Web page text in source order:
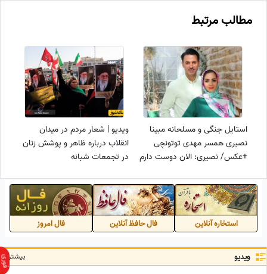
مطالب مرتبط
استایل جنگی و مسلحانه مبینا
نصیری همسر مهدی توتونچی
+عکس/ نصیری: الان دوست دارم
ویدیو | شعار مردم در میدان
انقلاب درباره ظاهر و پوشش زنان
در تجمعات شبانه
استخاره آنلاین فال حافظ آنلاین فال امروز
ویدیو بیشتر